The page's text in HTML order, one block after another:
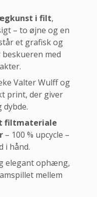
i filt,
– to øjne og en
et grafisk og
med
Valter Wulff og
print, der giver
filtmateriale
– 100 % upcycle –
i hånd.
elegant ophæng,
mellem